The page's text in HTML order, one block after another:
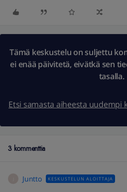
Tämä keskustelu on suljettu
ei enää päivitetä, eivätkä sen
tasalla.
Etsi samasta aiheesta uudempi
3 kommenttia
Juntto KESKUSTELUN ALOITTAJA